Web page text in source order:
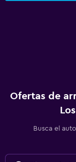
Ofertas de
Busca el